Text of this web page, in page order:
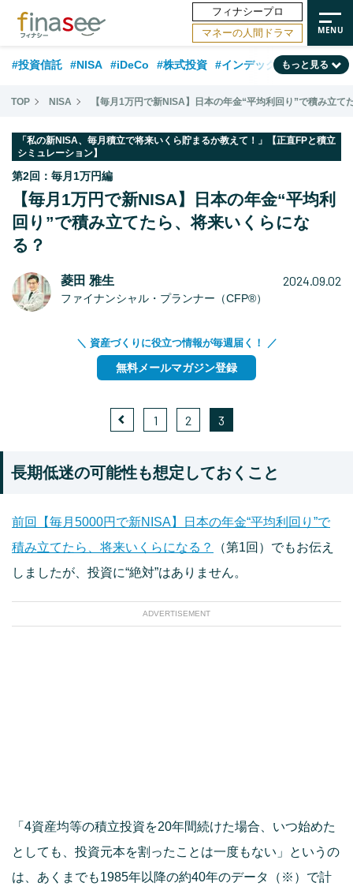
フィナシープロ
マネーの人間ドラマ
#投資信託 #NISA #iDeCo #株式投資 #インデックスファンド
#相談事例 #相続・贈与 #FP #新NISA #ランキング #トレンド
#資産運用業界 #老後
#フィナンシャル・ウェルビーイング #データ・調査 #国内株式型
#60代
もっと見る
TOP NISA 【毎月1万円で新NISA】日本の年金“平均利回り”で積み立て
「私の新NISA、毎月積立で将来いくら貯まるか教えて！」【正直FPと積立
シミュレーション】
第2回：毎月1万円編
【毎月1万円で新NISA】日本の年金“平均利
回り”で積み立てたら、将来いくらにな
る？
菱田 雅生
ファイナンシャル・プランナー（CFP®）
2024.09.02
＼ 資産づくりに役立つ情報が毎週届く！ ／
無料メールマガジン登録
1 2 3
長期低迷の可能性も想定しておくこと
前回【毎月5000円で新NISA】日本の年金“平均利回り”で
積み立てたら、将来いくらになる？
（第1回）でもお伝え
しましたが、投資に“絶対”はありません。
ADVERTISEMENT
「4資産均等の積立投資を20年間続けた場合、いつ始めた
としても、投資元本を割ったことは一度もない」というの
は、あくまでも1985年以降の約40年のデータ（※）で計